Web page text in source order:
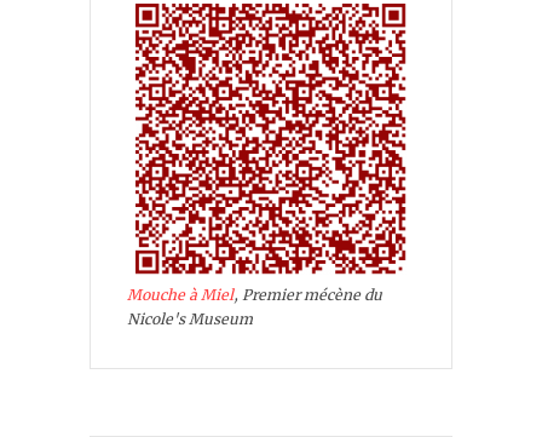
Mouche à Miel, Premier mécène du
Nicole's Museum